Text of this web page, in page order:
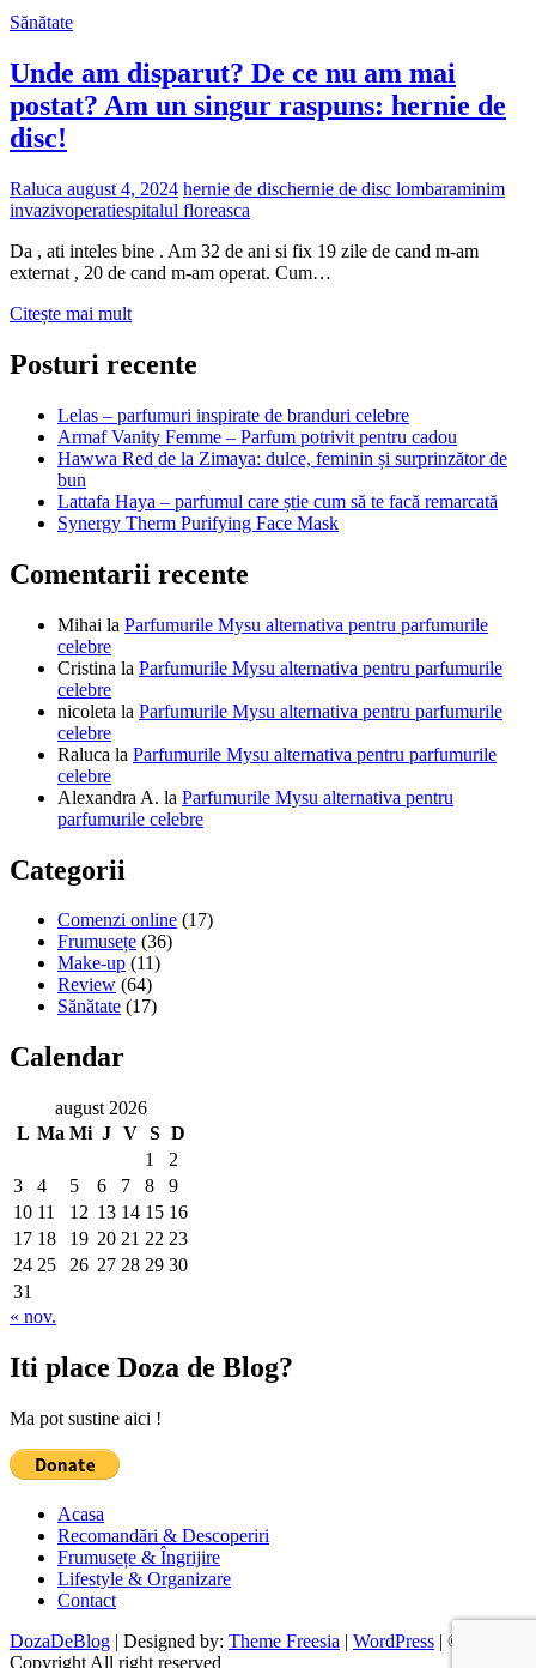
Sănătate
Unde am disparut? De ce nu am mai
postat? Am un singur raspuns: hernie de
disc!
Raluca august 4, 2024 hernie de dischernie de disc lombaraminim
invazivoperatiespitalul floreasca
Da , ati inteles bine . Am 32 de ani si fix 19 zile de cand m-am
externat , 20 de cand m-am operat. Cum…
Citește mai multUnde
disparut?
De
nu
am
mai
Am
un
raspuns:
de
disc!
Posturi recente
Lelas – parfumuri inspirate de branduri celebre
Armaf Vanity Femme – Parfum potrivit pentru cadou
Hawwa Red de la Zimaya: dulce, feminin și surprinzător de
bun
Lattafa Haya – parfumul care știe cum să te facă remarcată
Synergy Therm Purifying Face Mask
Comentarii recente
Mihai la Parfumurile Mysu alternativa pentru parfumurile
celebre
Cristina la Parfumurile Mysu alternativa pentru parfumurile
celebre
nicoleta la Parfumurile Mysu alternativa pentru parfumurile
celebre
Raluca la Parfumurile Mysu alternativa pentru parfumurile
celebre
Alexandra A. la Parfumurile Mysu alternativa pentru
parfumurile celebre
Categorii
Comenzi online (17)
Frumusețe (36)
Make-up (11)
Review (64)
Sănătate (17)
Calendar
august 2026
L Ma Mi J V S D
1
2
3
4 5 6 7 8
9
10 11 12 13 14 15 16
17 18 19 20 21 22 23
24 25 26 27 28 29 30
31
« nov.
Iti place Doza de Blog?
Ma pot sustine aici !
Acasa
Recomandări & Descoperiri
Frumusețe & Îngrijire
Lifestyle & Organizare
Contact
DozaDeBlog | Designed by: Theme Freesia | WordPress | ©
Copyright All right reserved